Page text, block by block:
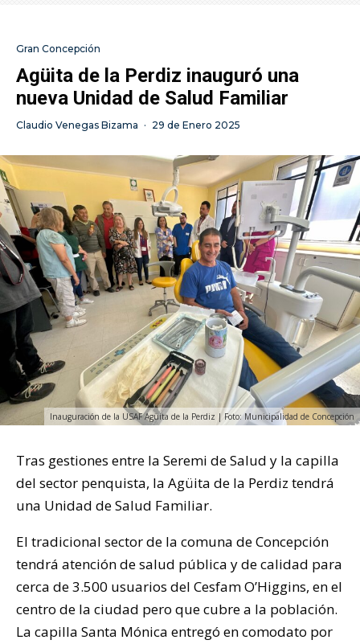
Gran Concepción
Agüita de la Perdiz inauguró una
nueva Unidad de Salud Familiar
Claudio Venegas Bizama · 29 de Enero 2025
Inauguración de la USAF Agüita de la Perdiz | Foto: Municipalidad de Concepción
Tras gestiones entre la Seremi de Salud y la capilla
del sector penquista, la Agüita de la Perdiz tendrá
una Unidad de Salud Familiar.
El tradicional sector de la comuna de Concepción
tendrá atención de salud pública y de calidad para
cerca de 3.500 usuarios del Cesfam O’Higgins, en el
centro de la ciudad pero que cubre a la población.
La capilla Santa Mónica entregó en comodato por